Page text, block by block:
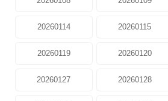
20260114 20260115
20260119 20260120
20260127 20260128